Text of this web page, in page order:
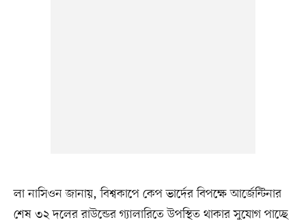
লা নাসিওন জানায়, বিশ্বকাপে কেপ ভার্দের বিপক্ষে আর্জেন্টিনার
শেষ ৩২ দলের রাউন্ডের গ্যালারিতে উপস্থিত থাকার সুযোগ পাচ্ছে